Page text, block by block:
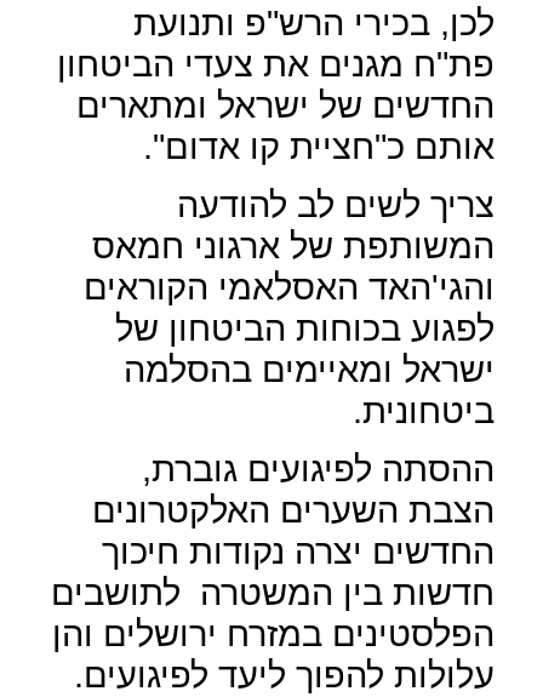
לכן, בכירי הרש"פ ותנועת
פת"ח מגנים את צעדי הביטחון
החדשים של ישראל ומתארים
אותם כ"חציית קו אדום".
צריך לשים לב להודעה
המשותפת של ארגוני חמאס
והגי'האד האסלאמי הקוראים
לפגוע בכוחות הביטחון של
ישראל ומאיימים בהסלמה
ביטחונית.
ההסתה לפיגועים גוברת,
הצבת השערים האלקטרונים
החדשים יצרה נקודות חיכוך
חדשות בין המשטרה לתושבים
הפלסטינים במזרח ירושלים והן
עלולות להפוך ליעד לפיגועים.